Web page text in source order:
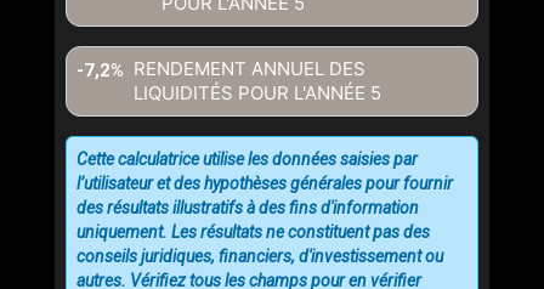
RENDEMENT ANNUEL DES
LIQUIDITÉS POUR L'ANNÉE 5
-7,2%
Cette calculatrice utilise les données saisies par
l’utilisateur et des hypothèses générales pour fournir
des résultats illustratifs à des fins d'information
uniquement. Les résultats ne constituent pas des
conseils juridiques, financiers, d'investissement ou
autres. Vérifiez tous les champs pour en vérifier